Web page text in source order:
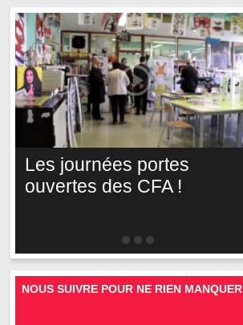
Les journées portes
ouvertes des CFA !
NOUS SUIVRE POUR NE RIEN MANQUER